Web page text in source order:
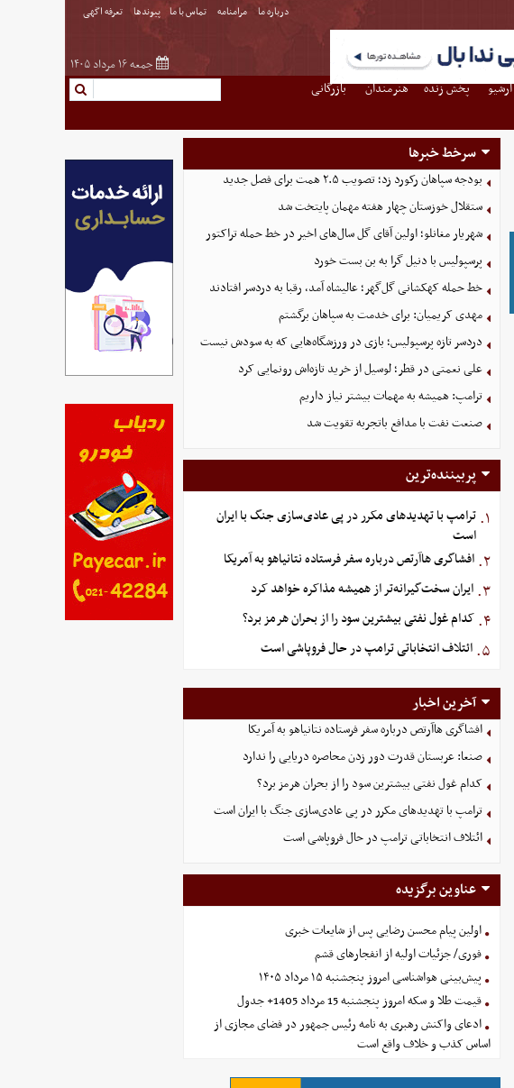
درباره ما مرامنامه تماس با ما پیوندها تعرفه اگهی
جمعه ۱۶ مرداد ۱۴۰۵
آرشیو پخش زنده هنرمندان
بازرگانی
سرخط خبرها
بودجه سپاهان رکورد زد؛ تصویب ۲.۵ همت برای فصل جدید
ستقلال خوزستان چهار هفته مهمان پایتخت شد
شهریار مغانلو؛ اولین آقای گل سال‌های اخیر در خط حمله تراکتور
پرسپولیس با دنیل گرا به بن بست خورد
خط حمله کهکشانی گل‌گهر؛ عالیشاه آمد، رقبا به دردسر افتادند
مهدی کریمیان: برای خدمت به سپاهان برگشتم
دردسر تازه پرسپولیس؛ بازی در ورزشگاه‌هایی که به سودش نیست
علی نعمتی در قطر؛ لوسیل از خرید تازه‌اش رونمایی کرد
ترامپ: همیشه به مهمات بیشتر نیاز داریم
صنعت نفت با مدافع باتجربه تقویت شد
پربیننده‌ترین
۱. ترامپ با تهدیدهای مکرر در پی عادی‌سازی جنگ با ایران
است
۲. افشاگری هاآرتص درباره سفر فرستاده نتانیاهو به آمریکا
۳. ایران سخت‌گیرانه‌تر از همیشه مذاکره خواهد کرد
۴. کدام غول نفتی بیشترین سود را از بحران هرمز برد؟
۵. ائتلاف انتخاباتی ترامپ در حال فروپاشی است
آخرین اخبار
افشاگری هاآرتص درباره سفر فرستاده نتانیاهو به آمریکا
صنعا: عربستان قدرت دور زدن محاصره دریایی را ندارد
کدام غول نفتی بیشترین سود را از بحران هرمز برد؟
ترامپ با تهدیدهای مکرر در پی عادی‌سازی جنگ با ایران است
ائتلاف انتخاباتی ترامپ در حال فروپاشی است
عناوین برگزیده
اولین پیام محسن رضایی پس از شایعات خبری
فوری/ جزئیات اولیه از انفجارهای قشم
پیش‌بینی هواشناسی امروز پنجشنبه ۱۵ مرداد ۱۴۰۵
قیمت طلا و سکه امروز پنجشنبه 15 مرداد 1405+ جدول
ادعای واکنش رهبری به نامه رئیس جمهور در فضای مجازی از
اساس کذب و خلاف واقع است